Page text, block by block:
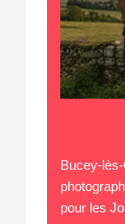
Bucey-
pour les